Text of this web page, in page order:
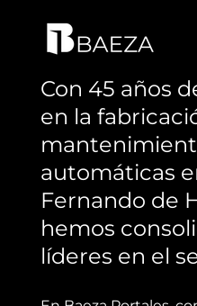
Con 45 años
en la
automáticas
Fernando de
hemos
líderes en el